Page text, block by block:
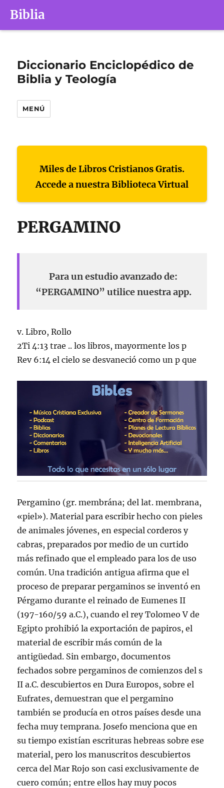
Biblia
Diccionario Enciclopédico de
Biblia y Teología
MENÚ
Miles de Libros Cristianos Gratis.
Accede a nuestra Biblioteca Virtual
PERGAMINO
Para un estudio avanzado de:
“PERGAMINO” utilice nuestra app.
v. Libro, Rollo
2Ti 4:13 trae .. los libros, mayormente los p
Rev 6:14 el cielo se desvaneció como un p que
Pergamino (gr. membrána; del lat. membrana,
«piel»). Material para escribir hecho con pieles
de animales jóvenes, en especial corderos y
cabras, preparados por medio de un curtido
más refinado que el empleado para los de uso
común. Una tradición antigua afirma que el
proceso de preparar pergaminos se inventó en
Pérgamo durante el reinado de Eumenes II
(197-160/59 a.C.), cuando el rey Tolomeo V de
Egipto prohibió la exportación de papiros, el
material de escribir más común de la
antigüedad. Sin embargo, documentos
fechados sobre pergaminos de comienzos del s
II a.C. descubiertos en Dura Europos, sobre el
Eufrates, demuestran que el pergamino
también se producí­a en otros paí­ses desde una
fecha muy temprana. Josefo menciona que en
su tiempo existí­an escrituras hebreas sobre ese
material, pero los manuscritos descubiertos
cerca del Mar Rojo son casi exclusivamente de
cuero común; entre ellos hay muy pocos